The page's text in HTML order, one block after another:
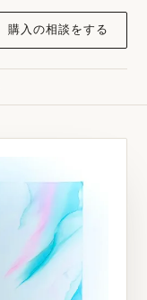
購入の相談をする